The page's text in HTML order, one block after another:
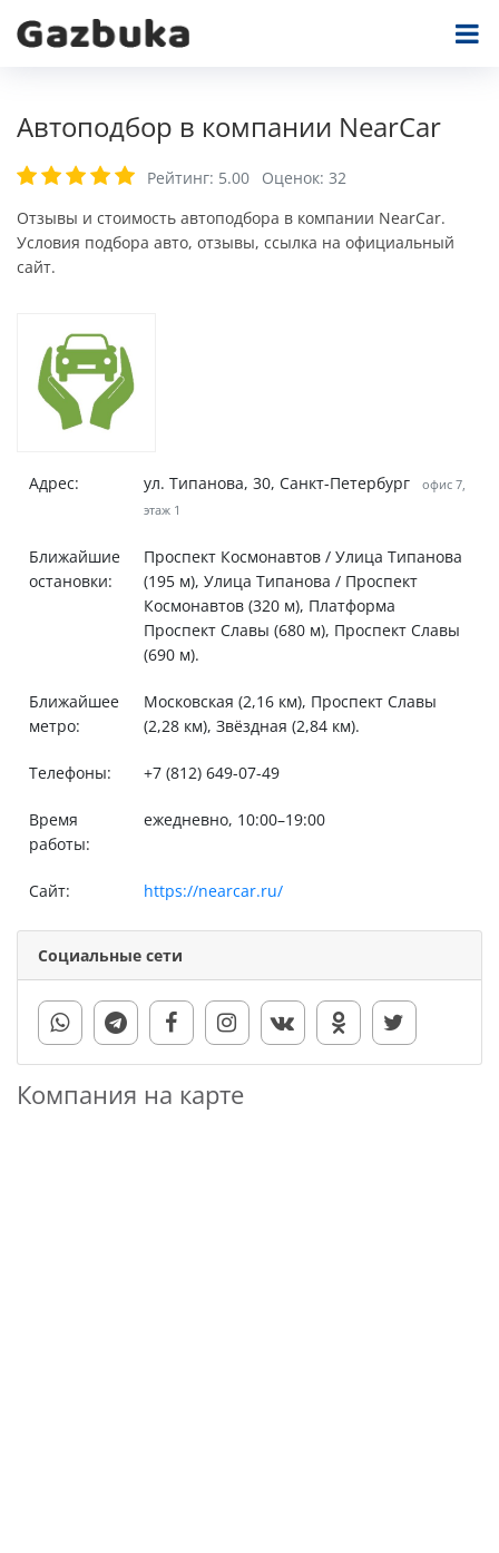
Автоподбор в компании NearCar
Рейтинг: 5.00 Оценок: 32
Отзывы и стоимость автоподбора в компании NearCar.
Условия подбора авто, отзывы, ссылка на официальный
сайт.
Адрес: ул. Типанова, 30, Санкт-Петербург
офис 7,
этаж 1
Ближайшие
остановки:
Проспект Космонавтов / Улица Типанова
(195 м), Улица Типанова / Проспект
Космонавтов (320 м), Платформа
Проспект Славы (680 м), Проспект Славы
(690 м).
Ближайшее
метро:
Московская (2,16 км), Проспект Славы
(2,28 км), Звёздная (2,84 км).
Телефоны: +7 (812) 649-07-49
Время
работы:
ежедневно, 10:00–19:00
Сайт: https://nearcar.ru/
Социальные сети
Компания на карте